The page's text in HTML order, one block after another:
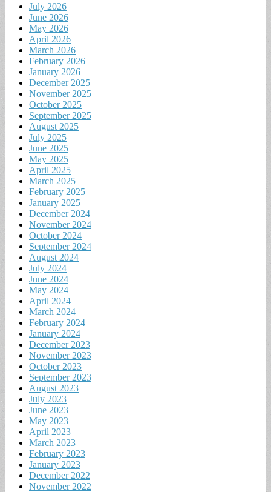
July 2026
June 2026
May 2026
April 2026
March 2026
February 2026
January 2026
December 2025
November 2025
October 2025
September 2025
August 2025
July 2025
June 2025
May 2025
April 2025
March 2025
February 2025
January 2025
December 2024
November 2024
October 2024
September 2024
August 2024
July 2024
June 2024
May 2024
April 2024
March 2024
February 2024
January 2024
December 2023
November 2023
October 2023
September 2023
August 2023
July 2023
June 2023
May 2023
April 2023
March 2023
February 2023
January 2023
December 2022
November 2022